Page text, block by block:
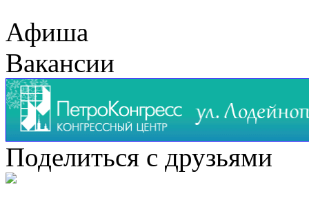
Афиша
Вакансии
Поделиться с друзьями